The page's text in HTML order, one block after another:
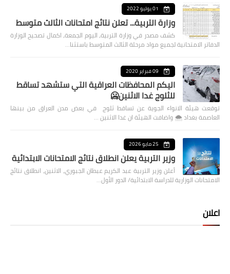
01 يوليو 2022
وزارة التربية... تعلن نتائج امتحانات الثالث متوسط
كشف مصدر في وزارة التربية، اليوم الجمعة، اكمال تصحيح الوزارة
الدفاتر الامتحانية لجميع مواد مرحلة الثالث المتوسط باستثنا…
09 فبراير 2020
اليكم المحافظات العراقية التي ستشهد تساقط
للثلوج غدا الاثنين🥶
توقعت هيئة الانواء الجوية عن تساقط ثلوج في بعض مدن العراق من بينها
العاصمة بغداد ⁦🌨️⁩ واضافت الهيئة ان غدا الاثنين …
25 مايو 2026
وزير التربية يعلن انطلاق نتائج الامتحانات الابتدائية
أعلن وزير التربية عبد الكريم عبطان الجبوري، الاثنين، انطلاق نتائج
الامتحانات الوزارية للدراسة الابتدائية/ الدور الأول…
اعلان